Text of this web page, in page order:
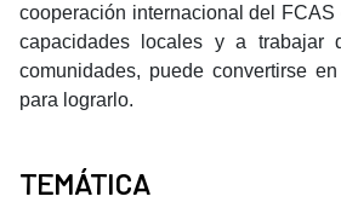
cooperación internacional del FCAS
capacidades locales y a
comunidades, puede convertirse
para lograrlo.
TEMÁTICA